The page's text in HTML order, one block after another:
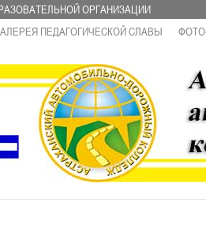
ОРГАНИЗАЦИИ
ПЕДАГОГИЧЕСКОЙ СЛАВЫ